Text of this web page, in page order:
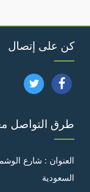
كن على إتصال
تابعنا
فيسبوك
تابعنا
طرق التواصل
العنوان : شارع
السعودية